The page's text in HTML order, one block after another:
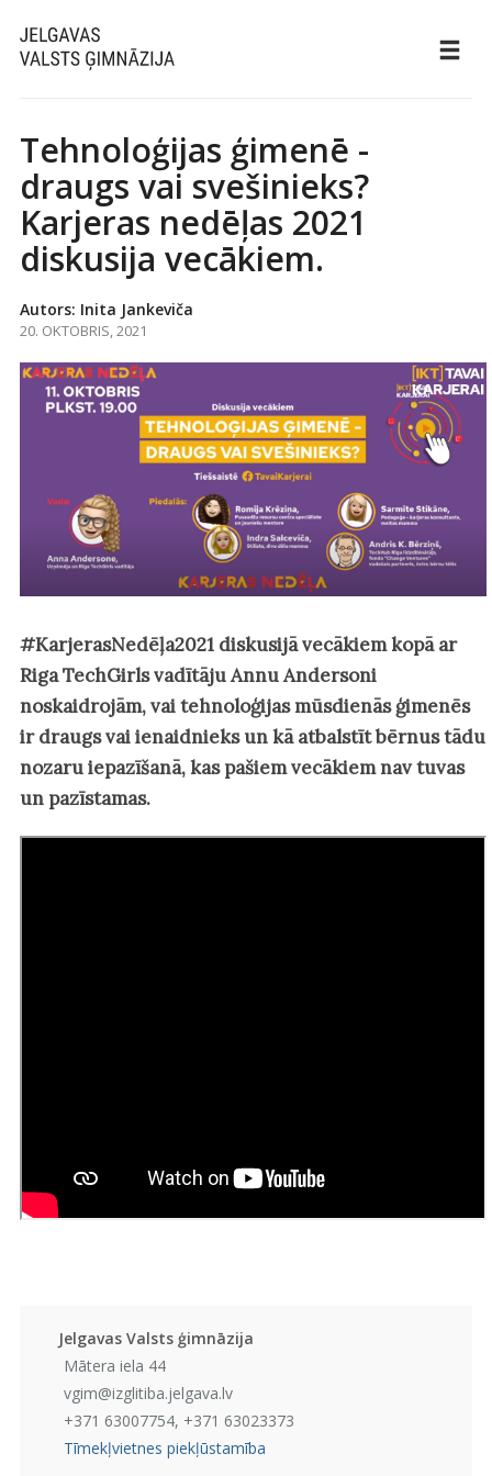
Tehnoloģijas ģimenē -
draugs vai svešinieks?
Karjeras nedēļas 2021
diskusija vecākiem.
Autors: Inita Jankeviča
20. OKTOBRIS, 2021
#KarjerasNedēļa2021 diskusijā vecākiem kopā ar
Riga TechGirls vadītāju Annu Andersoni
noskaidrojām, vai tehnoloģijas mūsdienās ģimenēs
ir draugs vai ienaidnieks un kā atbalstīt bērnus tādu
nozaru iepazīšanā, kas pašiem vecākiem nav tuvas
un pazīstamas.
Jelgavas Valsts ģimnāzija
Mātera iela 44
vgim@izglitiba.jelgava.lv
+371 63007754, +371 63023373
Tīmekļvietnes piekļūstamība